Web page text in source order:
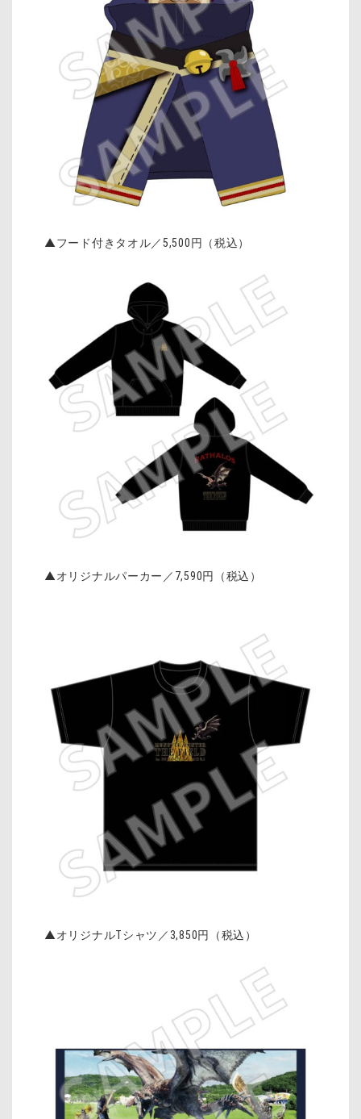
▲フード付きタオル／5,500円（税込）
▲オリジナルパーカー／ 7,590円（税込）
▲オリジナルTシャツ／3,850円（税込）